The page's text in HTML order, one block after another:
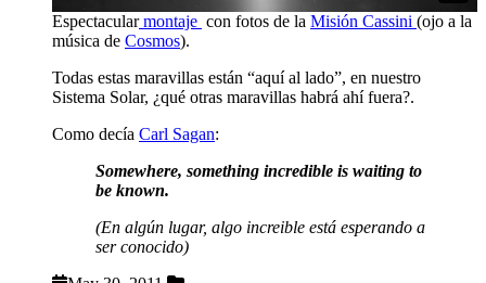
Espectacularmontaje con fotos de la Misión Cassini (ojo a la
música de Cosmos).
Todas estas maravillas están “aquí al lado”, en nuestro
Sistema Solar, ¿qué otras maravillas habrá ahí fuera?.
Como decía Carl Sagan:
Somewhere, something incredible is waiting to
be known.
(En algún lugar, algo increible está esperando a
ser conocido)